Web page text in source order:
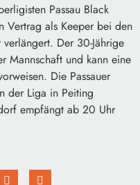
Passau Black
Vertrag als Keeper bei den
Der 30-Jährige
Mannschaft und kann eine
Die Passauer
der Liga in Peiting
empfängt ab 20 Uhr